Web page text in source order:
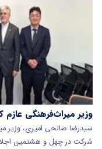
وزیر میراث‌فرهنگی
سیدرضا صالحی امیری، وزیر
شرکت در چهل و هشتمین